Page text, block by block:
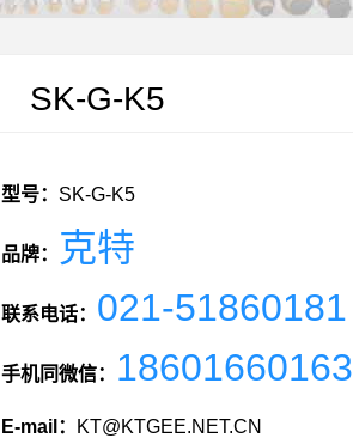
SK-G-K5
型号： SK-G-K5
品牌： 克特
联系电话： 021-51860181
手机同微信： 18601660163
E-mail： KT@KTGEE.NET.CN